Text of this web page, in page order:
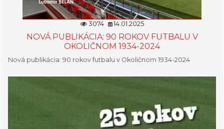
3074 14.01.2025
NOVÁ PUBLIKÁCIA: 90 ROKOV FUTBALU V
OKOLIČNOM 1934-2024
Nová publikácia: 90 rokov futbalu v Okoličnom 1934-2024